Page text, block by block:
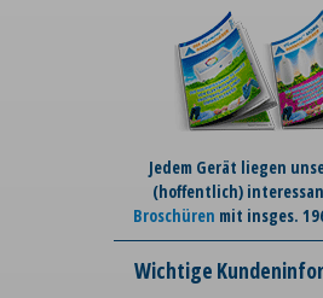
Jedem Gerät liegen
(hoffentlich)
Broschüren mit insges.
Wichtige